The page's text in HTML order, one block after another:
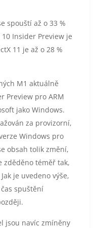
spouští až o 33 %
Insider Preview je
11 je až o 28 %
M1 aktuálně
Preview pro ARM
jako Windows.
za provizorní,
Windows pro
obsah tolik změní,
zděděno téměř tak,
je uvedeno výše,
spuštění
jsou navíc zmíněny